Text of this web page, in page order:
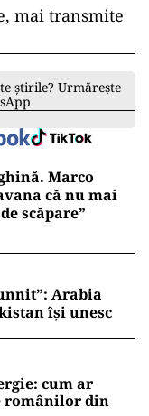
mai transmite
știrile? Urmărește
Marco
că nu mai
scăpare”
Arabia
își unesc
cum ar
românilor din